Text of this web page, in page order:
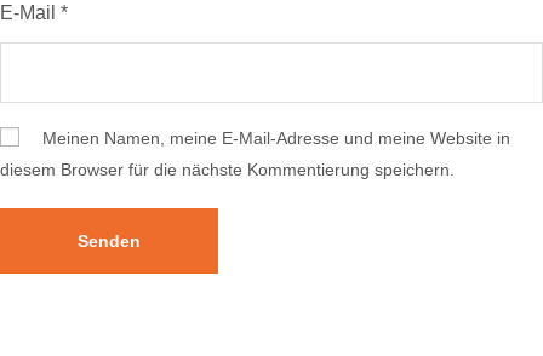
E-Mail *
Meinen Namen, meine E-Mail-Adresse und meine Website in
diesem Browser für die nächste Kommentierung speichern.